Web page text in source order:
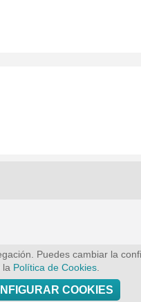
Puedes cambiar la
la Política de Cookies.
COOKIES